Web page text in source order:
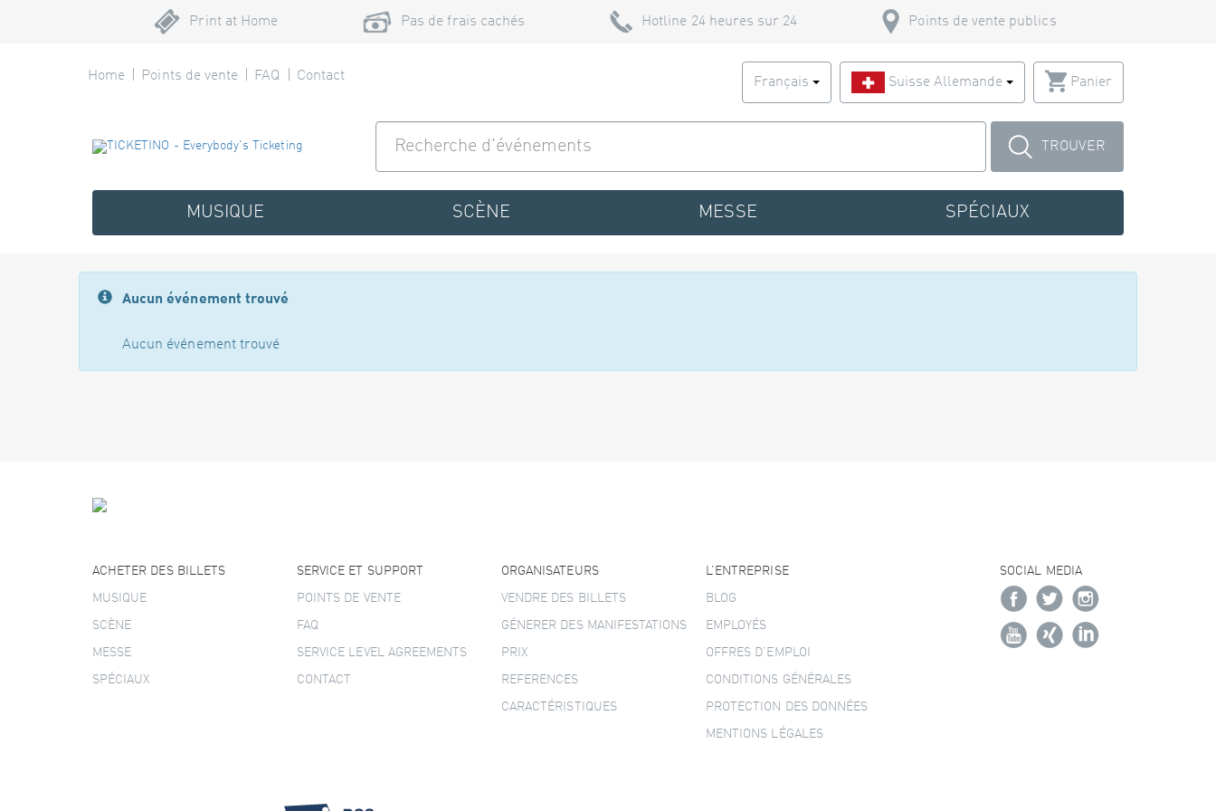
Print at Home Pas de frais cachés Hotline 24 heures sur 24 Points de vente publics
Home Points de vente FAQ Contact Français Suisse Allemande Panier
TROUVER
MUSIQUE SCÈNE MESSE SPÉCIAUX
Aucun événement trouvé
Aucun événement trouvé
ACHETER DES BILLETS
MUSIQUE
SCÈNE
MESSE
SPÉCIAUX
SERVICE ET SUPPORT
POINTS DE VENTE
FAQ
SERVICE LEVEL AGREEMENTS
CONTACT
ORGANISATEURS
VENDRE DES BILLETS
GÉNERER DES MANIFESTATIONS
PRIX
REFERENCES
CARACTÉRISTIQUES
L’ENTREPRISE
BLOG
EMPLOYÉS
OFFRES D’EMPLOI
CONDITIONS GÉNÉRALES
PROTECTION DES DONNÉES
MENTIONS LÉGALES
SOCIAL MEDIA